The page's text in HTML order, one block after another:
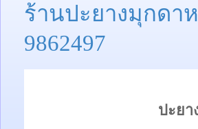
ร้านปะยางมุกดา
9862497
ปะยา